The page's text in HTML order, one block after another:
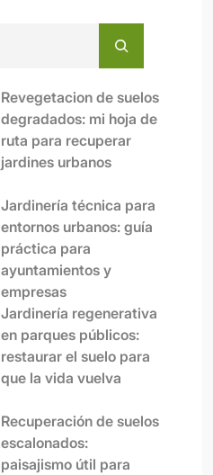
Revegetacion de suelos
degradados: mi hoja de
ruta para recuperar
jardines urbanos
Jardinería técnica para
entornos urbanos: guía
práctica para
ayuntamientos y
empresas
Jardinería regenerativa
en parques públicos:
restaurar el suelo para
que la vida vuelva
Recuperación de suelos
escalonados:
paisajismo útil para